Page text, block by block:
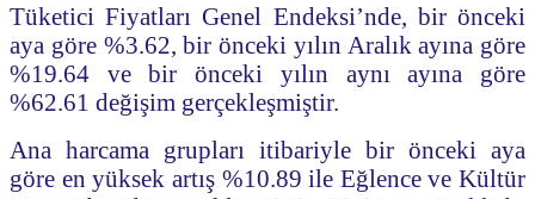
Tüketici Fiyatları Genel Endeksi’nde, bir önceki
aya göre %3.62, bir önceki yılın Aralık ayına göre
%19.64 ve bir önceki yılın aynı ayına göre
%62.61 değişim gerçekleşmiştir.
Ana harcama grupları itibariyle bir önceki aya
göre en yüksek artış %10.89 ile Eğlence ve Kültür